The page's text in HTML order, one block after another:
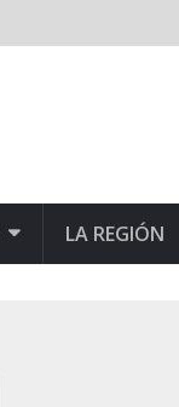
LA REGIÓN